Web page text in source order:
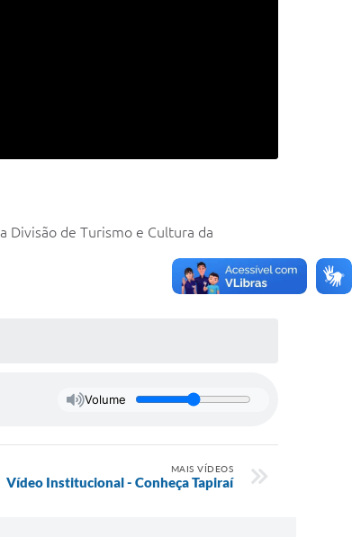
Divisão de Turismo e Cultura da
Volume
MAIS VÍDEOS
Vídeo Institucional - Conheça Tapiraí